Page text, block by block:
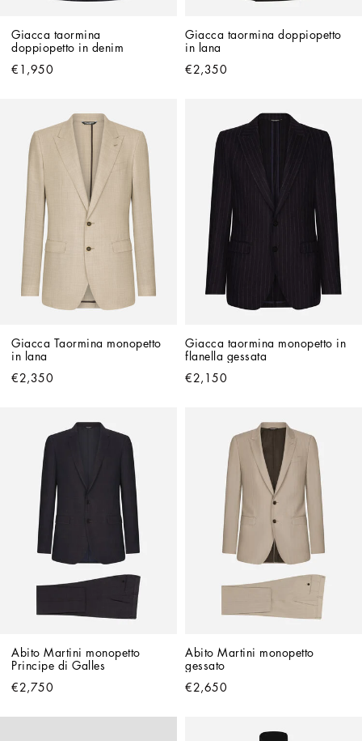
Giacca taormina
doppiopetto in denim
€1,950
Giacca taormina doppiopetto
in lana
€2,350
Giacca Taormina monopetto
in lana
€2,350
Giacca taormina monopetto in
flanella gessata
€2,150
Abito Martini monopetto
Principe di Galles
€2,750
Abito Martini monopetto
gessato
€2,650